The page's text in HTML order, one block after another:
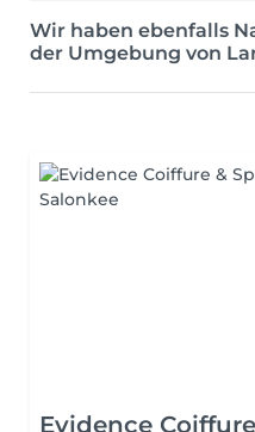
Wir haben ebenfalls
der Umgebung von
Evidence